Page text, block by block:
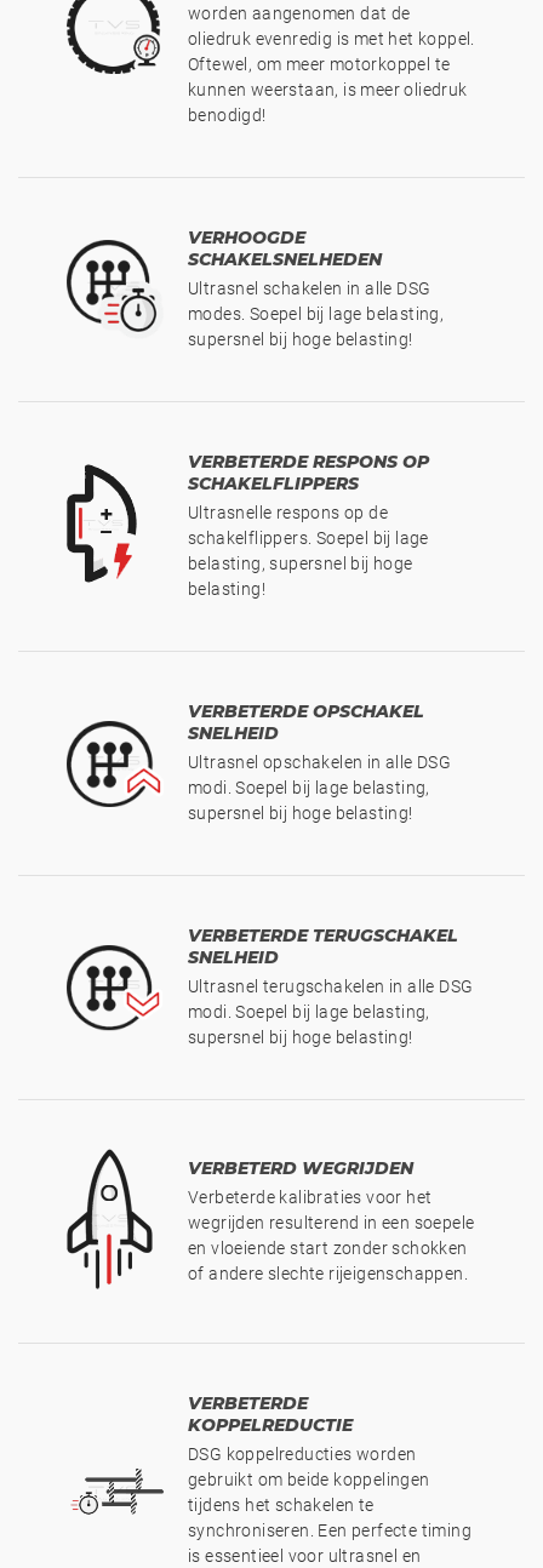
worden aangenomen dat de
oliedruk evenredig is met het koppel.
Oftewel, om meer motorkoppel te
kunnen weerstaan, is meer oliedruk
benodigd!
VERHOOGDE
SCHAKELSNELHEDEN
Ultrasnel schakelen in alle DSG
modes. Soepel bij lage belasting,
supersnel bij hoge belasting!
VERBETERDE RESPONS OP
SCHAKELFLIPPERS
Ultrasnelle respons op de
schakelflippers. Soepel bij lage
belasting, supersnel bij hoge
belasting!
VERBETERDE OPSCHAKEL
SNELHEID
Ultrasnel opschakelen in alle DSG
modi. Soepel bij lage belasting,
supersnel bij hoge belasting!
VERBETERDE TERUGSCHAKEL
SNELHEID
Ultrasnel terugschakelen in alle DSG
modi. Soepel bij lage belasting,
supersnel bij hoge belasting!
VERBETERD WEGRIJDEN
Verbeterde kalibraties voor het
wegrijden resulterend in een soepele
en vloeiende start zonder schokken
of andere slechte rijeigenschappen.
VERBETERDE
KOPPELREDUCTIE
DSG koppelreducties worden
gebruikt om beide koppelingen
tijdens het schakelen te
synchroniseren. Een perfecte timing
is essentieel voor ultrasnel en